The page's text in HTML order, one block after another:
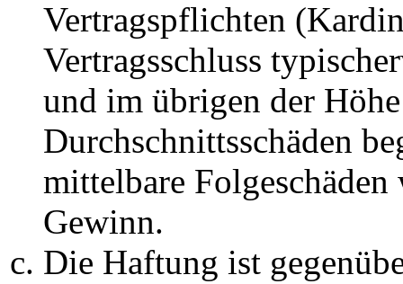
Vertragspflichten
Vertragsschluss
und im übrigen der
Durchschnittsschäden
mittelbare Folgeschäden
Gewinn.
Die Haftung ist